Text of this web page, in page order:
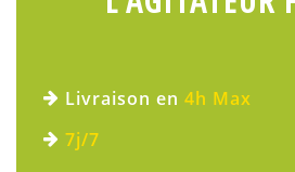
Livraison en 4h Max
7j/7